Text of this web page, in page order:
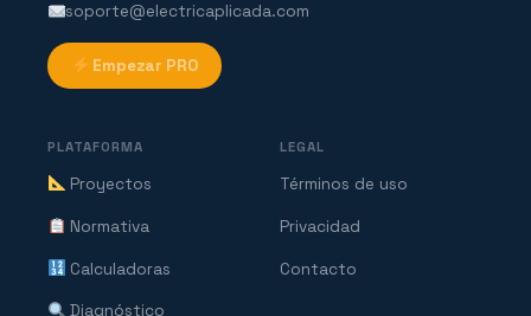
soporte@electricaplicada.com
Empezar PRO
PLATAFORMA
Proyectos
Normativa
Calculadoras
Diagnóstico
LEGAL
Términos de uso
Privacidad
Contacto